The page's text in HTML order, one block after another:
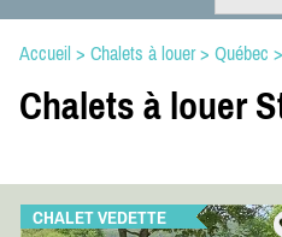
Accueil > Chalets à louer> Québec >
Chalets à louer
CHALET VEDETTE